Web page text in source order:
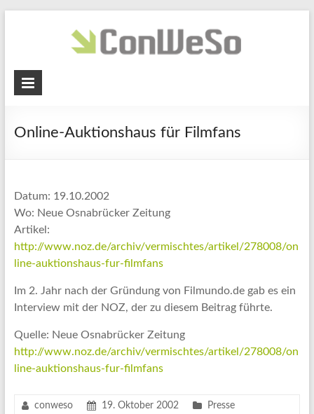
ConWeSo
Constructive
Online-Auktionshaus für Filmfans
Datum: 19.10.2002
Wo: Neue Osnabrücker Zeitung
Artikel:
http://www.noz.de/archiv/vermischtes/artikel/278008/on
line-auktionshaus-fur-filmfans
Im 2. Jahr nach der Gründung von Filmundo.de gab es ein
Interview mit der NOZ, der zu diesem Beitrag führte.
Quelle: Neue Osnabrücker Zeitung
http://www.noz.de/archiv/vermischtes/artikel/278008/on
line-auktionshaus-fur-filmfans
conweso 19. Oktober 2002 Presse